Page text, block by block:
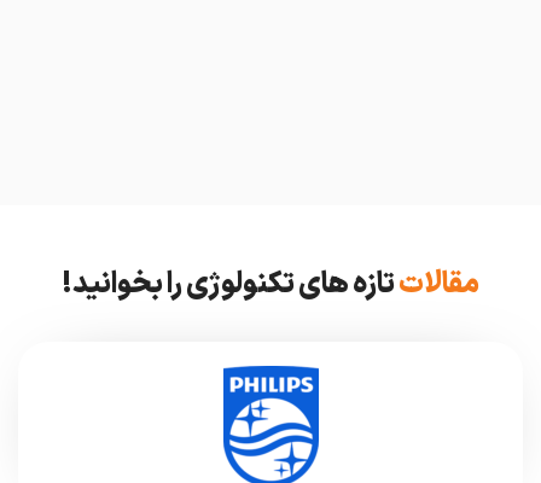
مقالاتتازه های تکنولوژی را بخوانید!